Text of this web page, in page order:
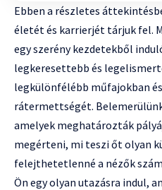
Ebben a részletes
életét és karrierjét tárjuk fel.
egy szerény kezdetekből
legkeresettebb és
legkülönfélébb műfajokban
rátermettségét.
amelyek meghatározták
megérteni, mi teszi őt olyan
felejthetetlenné a nézők
Ön egy olyan utazásra indul,